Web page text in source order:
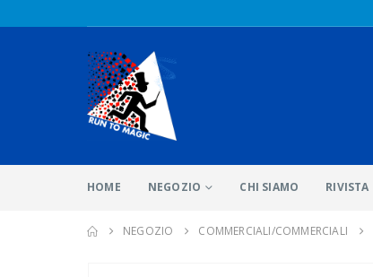
HOME NEGOZIO CHI SIAMO RIVISTA
NEGOZIO COMMERCIALI/COMMERCIALI